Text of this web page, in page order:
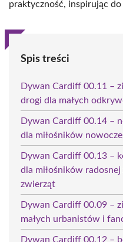
praktyczność, inspirując do
Spis treści
Dywan Cardiff 00.11 –
drogi dla małych
Dywan Cardiff 00.14 –
dla miłośników
Dywan Cardiff 00.13 –
dla miłośników
zwierząt
Dywan Cardiff 00.09 –
małych urbanistów i
Dywan Cardiff 00.12 –